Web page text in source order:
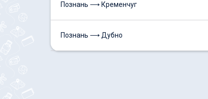
Познань ⟶ Кременчуг
Познань ⟶ Дубно